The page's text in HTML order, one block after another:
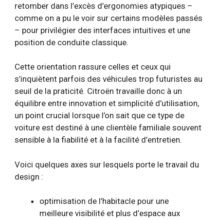
retomber dans l’excès d’ergonomies atypiques –
comme on a pu le voir sur certains modèles passés
– pour privilégier des interfaces intuitives et une
position de conduite classique.
Cette orientation rassure celles et ceux qui
s’inquiètent parfois des véhicules trop futuristes au
seuil de la praticité. Citroën travaille donc à un
équilibre entre innovation et simplicité d’utilisation,
un point crucial lorsque l’on sait que ce type de
voiture est destiné à une clientèle familiale souvent
sensible à la fiabilité et à la facilité d’entretien.
Voici quelques axes sur lesquels porte le travail du
design :
optimisation de l’habitacle pour une
meilleure visibilité et plus d’espace aux